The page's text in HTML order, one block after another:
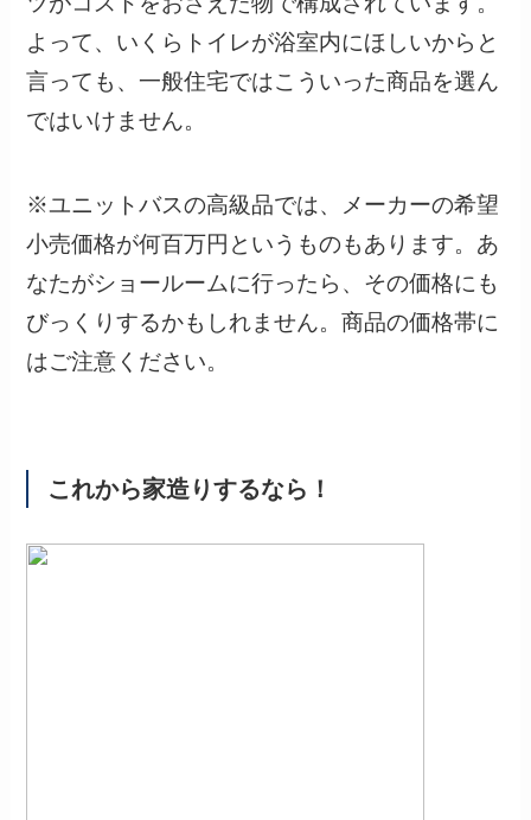
よって、いくらトイレが浴室内にほしいからと
言っても、一般住宅ではこういった商品を選ん
ではいけません。
※ユニットバスの高級品では、メーカーの希望
小売価格が何百万円というものもあります。あ
なたがショールームに行ったら、その価格にも
びっくりするかもしれません。商品の価格帯に
はご注意ください。
これから家造りするなら！